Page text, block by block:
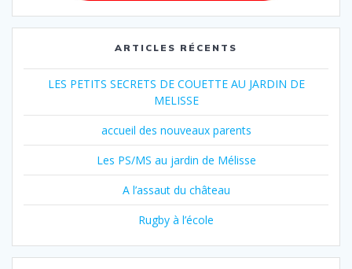
ARTICLES RÉCENTS
LES PETITS SECRETS DE COUETTE AU JARDIN DE
MELISSE
accueil des nouveaux parents
Les PS/MS au jardin de Mélisse
A l’assaut du château
Rugby à l’école